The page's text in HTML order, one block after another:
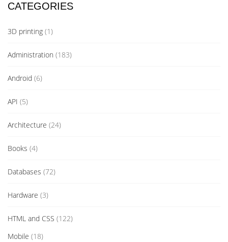
CATEGORIES
3D printing (1)
Administration (183)
Android (6)
API (5)
Architecture (24)
Books (4)
Databases (72)
Hardware (3)
HTML and CSS (122)
Mobile (18)